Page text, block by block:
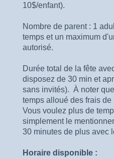
10$/enfant).
Nombre de parent : 1
temps et un maximum
autorisé.
Durée total de la fête
disposez de 30 min et
sans invités). À noter
temps alloué des frais
Vous voulez plus de
simplement le
30 minutes de plus avec
Horaire disponible :